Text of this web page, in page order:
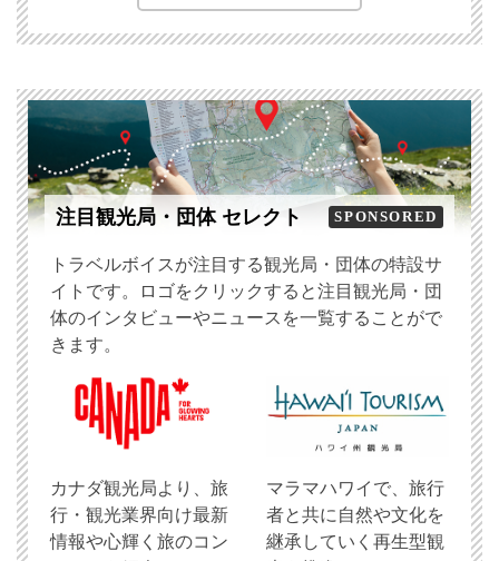
注目観光局・団体 セレクト SPONSORED
トラベルボイスが注目する観光局・団体の特設サ
イトです。ロゴをクリックすると注目観光局・団
体のインタビューやニュースを一覧することがで
きます。
​カナダ観光局より、旅
行・観光業界向け最新
情報や心輝く旅のコン
マラマハワイで、旅行
者と共に自然や文化を
継承していく再生型観